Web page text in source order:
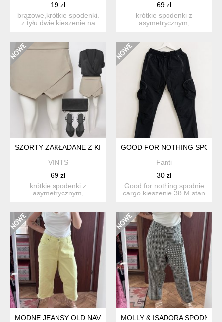
19 zł
brązowe,krótkie spodenki.
z tyłu dwie kieszenie na
69 zł
krótkie spodenki z
asymetrycznym,
SZORTY ZAKŁADANE Z KIESZENIAMI R 40/L P3A
VINTS
69 zł
krótkie spodenki z
asymetrycznym,
GOOD FOR NOTHING
Fanti
30 zł
Good for nothing spodnie
cargo kieszenie 38 M stan
MODNE JEANSY OLD NAVY WIDE LEG ŻÓŁTE | WYSOKI STAN
MOLLY & ISADORA SPODNIE